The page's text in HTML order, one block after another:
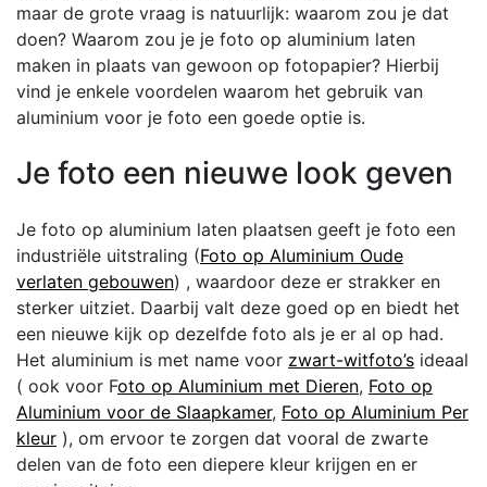
maar de grote vraag is natuurlijk: waarom zou je dat
doen? Waarom zou je je foto op aluminium laten
maken in plaats van gewoon op fotopapier? Hierbij
vind je enkele voordelen waarom het gebruik van
aluminium voor je foto een goede optie is.
Je foto een nieuwe look geven
Je foto op aluminium laten plaatsen geeft je foto een
industriële uitstraling (Foto op Aluminium Oude
verlaten gebouwen) , waardoor deze er strakker en
sterker uitziet. Daarbij valt deze goed op en biedt het
een nieuwe kijk op dezelfde foto als je er al op had.
Het aluminium is met name voor zwart-witfoto’s ideaal
( ook voor Foto op Aluminium met Dieren, Foto op
Aluminium voor de Slaapkamer, Foto op Aluminium Per
kleur ), om ervoor te zorgen dat vooral de zwarte
delen van de foto een diepere kleur krijgen en er